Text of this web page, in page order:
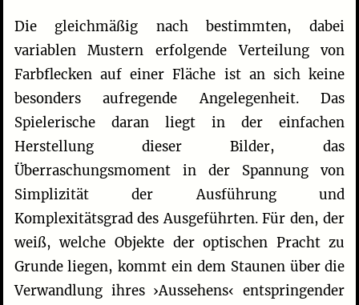
Die gleichmäßig nach bestimmten, dabei
variablen Mustern erfolgende Verteilung von
Farbflecken auf einer Fläche ist an sich keine
besonders aufregende Angelegenheit. Das
Spielerische daran liegt in der einfachen
Herstellung dieser Bilder, das
Überraschungsmoment in der Spannung von
Simplizität der Ausführung und
Komplexitätsgrad des Ausgeführten. Für den, der
weiß, welche Objekte der optischen Pracht zu
Grunde liegen, kommt ein dem Staunen über die
Verwandlung ihres ›Aussehens‹ entspringender